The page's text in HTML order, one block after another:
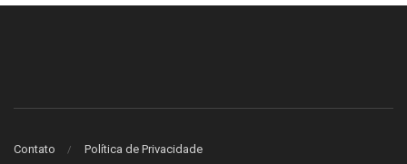
Contato Política de Privacidade